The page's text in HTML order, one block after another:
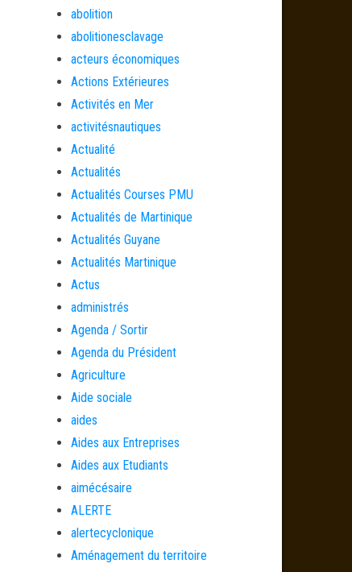
abolition
abolitionesclavage
acteurs économiques
Actions Extérieures
Activités en Mer
activitésnautiques
Actualité
Actualités
Actualités Courses PMU
Actualités de Martinique
Actualités Guyane
Actualités Martinique
Actus
administrés
Agenda / Sortir
Agenda du Président
Agriculture
Aide sociale
aides
Aides aux Entreprises
Aides aux Etudiants
aimécésaire
ALERTE
alertecyclonique
Aménagement du territoire